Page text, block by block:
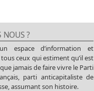
NOUS ?
espace d’information et
ceux qui estiment qu’il est
jamais de faire vivre le Parti
parti anticapitaliste de
assumant son histoire.